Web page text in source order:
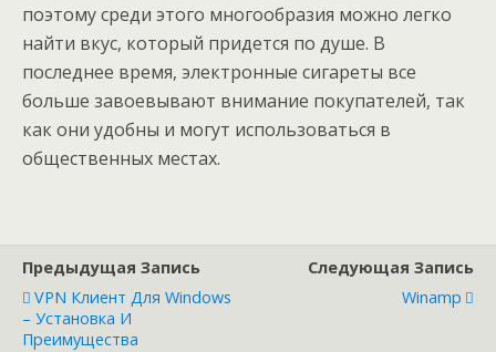
поэтому среди этого многообразия можно легко
найти вкус, который придется по душе. В
последнее время, электронные сигареты все
больше завоевывают внимание покупателей, так
как они удобны и могут использоваться в
общественных местах.
Предыдущая Запись
VPN Клиент Для Windows
– Установка И
Преимущества
Следующая Запись
Winamp